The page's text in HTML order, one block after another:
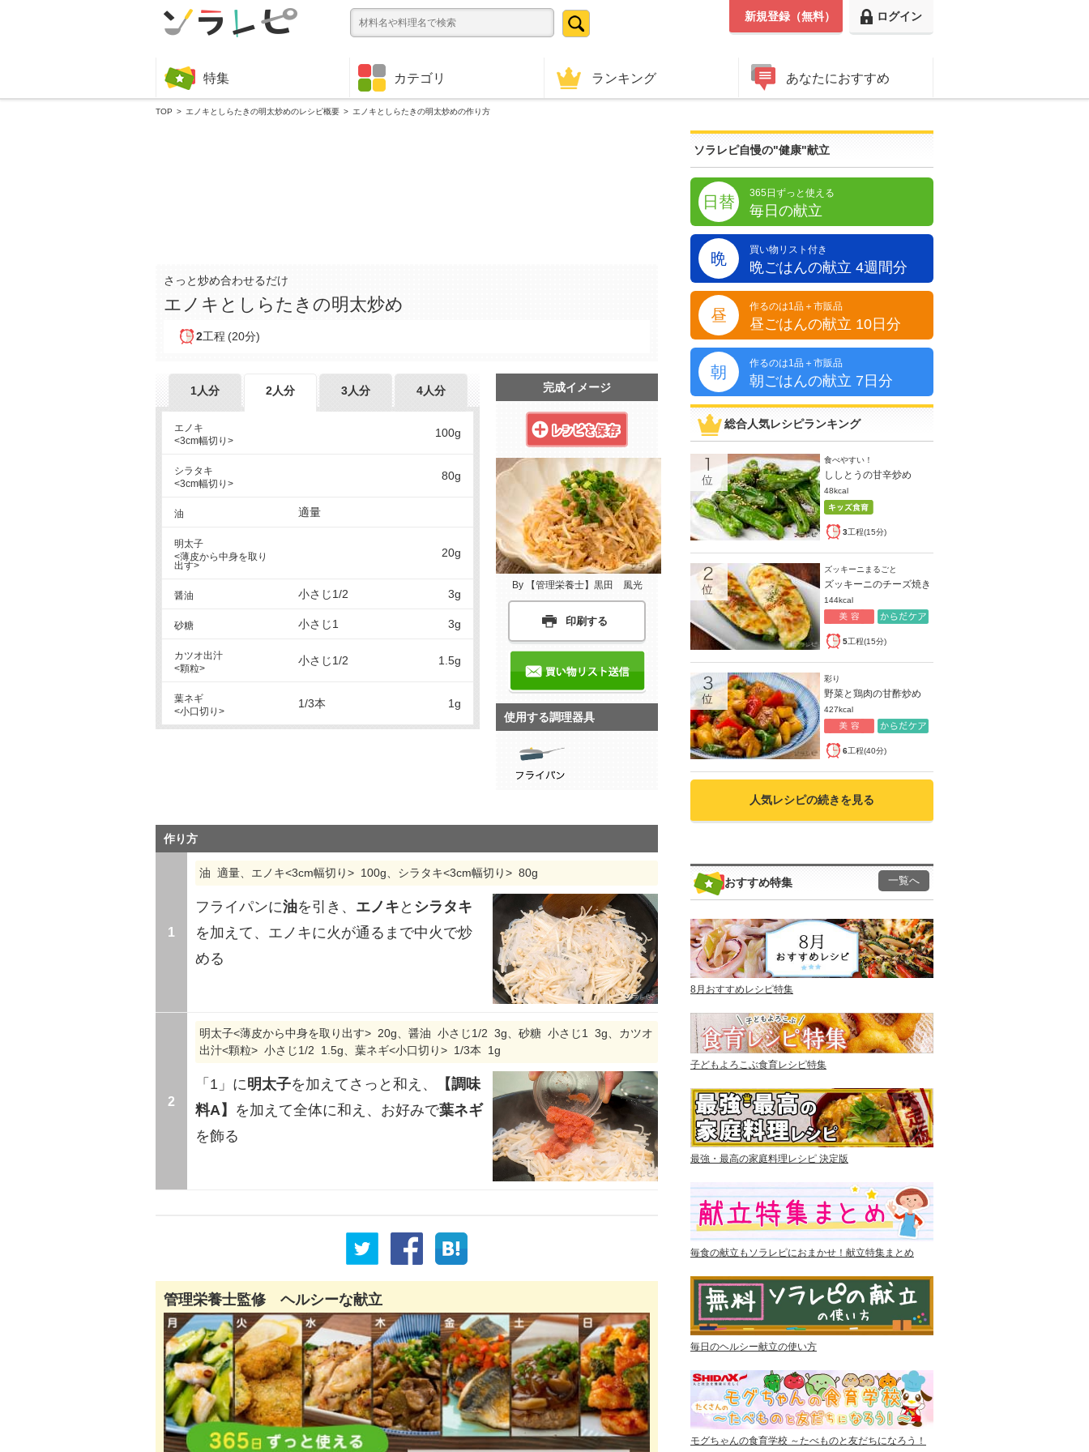
ログイン
新規登録（無料）
特集 カテゴリ ランキング あなたにおすすめ
TOP エノキとしらたきの明太炒めのレシピ概要 エノキとしらたきの明太炒めの作り方
さっと炒め合わせるだけ
エノキとしらたきの明太炒め
2工程 (20分)
1人分 2人分 3人分 4人分
エノキ
<3cm幅切り>
100g
シラタキ
<3cm幅切り>
80g
油 適量
明太子
<薄皮から中身を取り
出す>
20g
醤油 小さじ1/2 3g
砂糖 小さじ1 3g
カツオ出汁
<顆粒>
小さじ1/2 1.5g
葉ネギ
<小口切り>
1/3本 1g
完成イメージ
By 【管理栄養士】黒田 風光
印刷する
使用する調理器具
作り方
1
油 適量、エノキ<3cm幅切り> 100g、シラタキ<3cm幅切り> 80g
フライパンに油を引き、 エノキ と シラタキ
を加えて、エノキに火が通るまで中火で炒
める
2
明太子<薄皮から中身を取り出す> 20g、醤油 小さじ1/2 3g、砂糖 小さじ1 3g、カツオ
出汁<顆粒> 小さじ1/2 1.5g、葉ネギ<小口切り> 1/3本 1g
「1」に明太子を加えてさっと和え、
【調味
料A】 を加えて全体に和え、お好みで葉ネギ
を飾る
管理栄養士監修 ヘルシーな献立
ソラレピ自慢の"健康"献立
日替 365日ずっと使える
毎日の献立
晩 買い物リスト付き
晩ごはんの献立 4週間分
昼 作るのは1品＋市販品
昼ごはんの献立 10日分
朝 作るのは1品＋市販品
朝ごはんの献立 7日分
総合人気レシピランキング
食べやすい！
ししとうの甘辛炒め
48kcal
3工程(15分)
ズッキーニまるごと
ズッキーニのチーズ焼き
144kcal
5工程(15分)
彩り
野菜と鶏肉の甘酢炒め
427kcal
6工程(40分)
人気レシピの続きを見る
おすすめ特集 一覧へ
8月おすすめレシピ特集
子どもよろこぶ食育レシピ特集
最強・最高の家庭料理レシピ 決定版
毎食の献立もソラレピにおまかせ！献立特集まとめ
毎日のヘルシー献立の使い方
モグちゃんの食育学校 ～たべものと友だちになろう！